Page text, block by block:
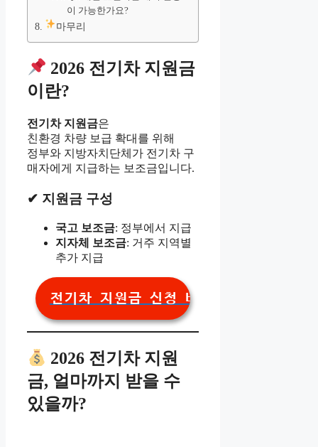
이 가능한가요?
마무리
2026 전기차 지원금
이란?
전기차 지원금은
친환경 차량 보급 확대를 위해
정부와 지방자치단체가 전기차 구
매자에게 지급하는 보조금입니다.
✔ 지원금 구성
국고 보조금: 정부에서 지급
지자체 보조금: 거주 지역별
추가 지급
전기차 지원금 신청 바로가기
2026 전기차 지원
금, 얼마까지 받을 수
있을까?